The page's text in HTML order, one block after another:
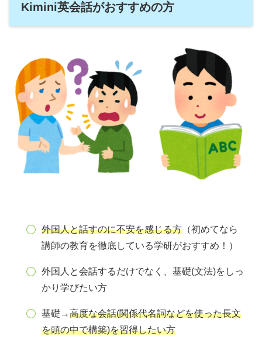
Kimini英会話がおすすめの方
外国人と話すのに不安を感じる方（初めてなら
講師の教育を徹底している学研がおすすめ！）
外国人と会話するだけでなく、基礎(文法)をしっ
かり学びたい方
基礎→高度な会話(関係代名詞などを使った長文
を頭の中で構築)を習得したい方